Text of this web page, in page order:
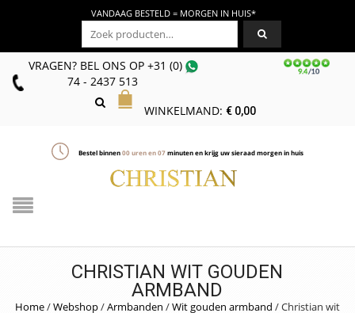
VANDAAG BESTELD = MORGEN IN HUIS*
Zoeken naar:
VRAGEN? BEL ONS OP+31 (0)
74 - 2437 513
WINKELMAND: €0,00
Bestel binnen00uren en07minuten en krijg uw sieraad morgen in huis
CHRISTIAN WIT GOUDEN
ARMBAND
Home/Webshop/Armbanden /Wit gouden armband /Christian wit